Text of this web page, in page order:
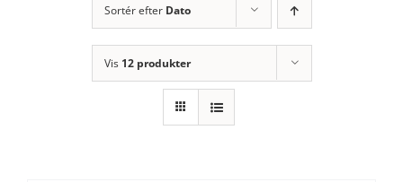
Sortér efter Dato
Vis 12 produkter